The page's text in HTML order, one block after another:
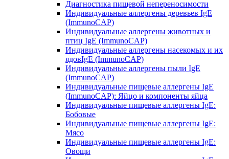
Диагностика пищевой непереносимости
Индивидуальные аллергены деревьев IgE
(ImmunoCAP)
Индивидуальные аллергены животных и
птиц IgE (ImmunoCAP)
Индивидуальные аллергены насекомых и их
ядовIgE (ImmunoCAP)
Индивидуальные аллергены пыли IgE
(ImmunoCAP)
Индивидуальные пищевые аллергены IgE
(ImmunoCAP): Яйцо и компоненты яйца
Индивидуальные пищевые аллергены IgE:
Бобовые
Индивидуальные пищевые аллергены IgE:
Мясо
Индивидуальные пищевые аллергены IgE:
Овощи